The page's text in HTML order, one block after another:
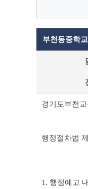
세
조
블
부천동중학
경기도부천
행정절차법
경
1. 행정예고